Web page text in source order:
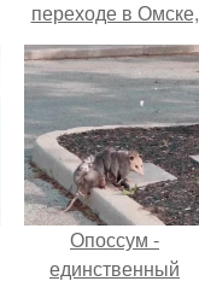
переходе в Омске,
пострадали 8
человек.
Опоссум -
единственный